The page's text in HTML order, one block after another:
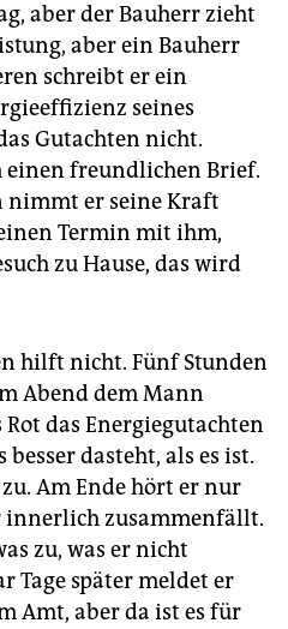
aber der Bauherr zieht
aber ein Bauherr
schreibt er ein
seines
Gutachten nicht.
einen freundlichen Brief.
nimmt er seine Kraft
Termin mit ihm,
zu Hause, das wird
hilft nicht. Fünf Stunden
Abend dem Mann
das Energiegutachten
dasteht, als es ist.
Am Ende hört er nur
innerlich zusammenfällt.
zu, was er nicht
Tage später meldet er
Amt, aber da ist es für